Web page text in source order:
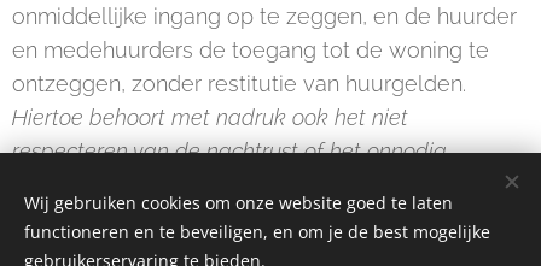
onmiddellijke ingang op te zeggen, en de huurder
en medehuurders de toegang tot de woning te
ontzeggen, zonder restitutie van huurgelden.
Hiertoe behoort met nadruk ook het niet
respecteren van de nachtrust of het onnodig
Wij gebruiken cookies om onze website goed te laten
functioneren en te beveiligen, en om je de best mogelijke
gebruikerservaring te bieden.